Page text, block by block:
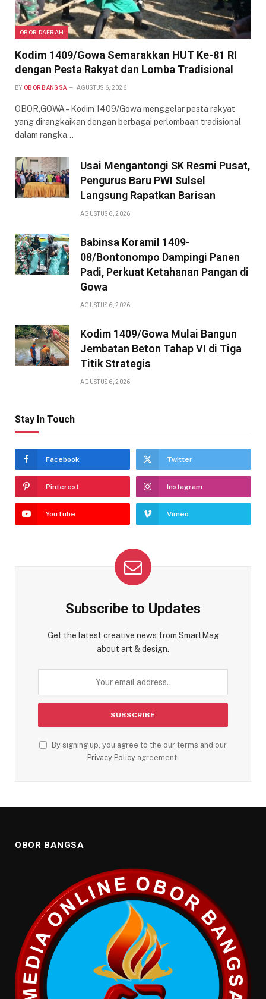
OBOR DAERAH
Kodim 1409/Gowa Semarakkan HUT Ke-81 RI
dengan Pesta Rakyat dan Lomba Tradisional
BY OBOR BANGSA AGUSTUS 6, 2026
OBOR,GOWA – Kodim 1409/Gowa menggelar pesta rakyat
yang dirangkaikan dengan berbagai perlombaan tradisional
dalam rangka…
Usai Mengantongi SK Resmi Pusat,
Pengurus Baru PWI Sulsel
Langsung Rapatkan Barisan
AGUSTUS 6, 2026
Babinsa Koramil 1409-
08/Bontonompo Dampingi Panen
Padi, Perkuat Ketahanan Pangan di
Gowa
AGUSTUS 6, 2026
Kodim 1409/Gowa Mulai Bangun
Jembatan Beton Tahap VI di Tiga
Titik Strategis
AGUSTUS 6, 2026
Stay In Touch
Facebook Twitter
Pinterest Instagram
YouTube Vimeo
Subscribe to Updates
Get the latest creative news from SmartMag
about art & design.
By signing up, you agree to the our terms and our
Privacy Policy agreement.
OBOR BANGSA